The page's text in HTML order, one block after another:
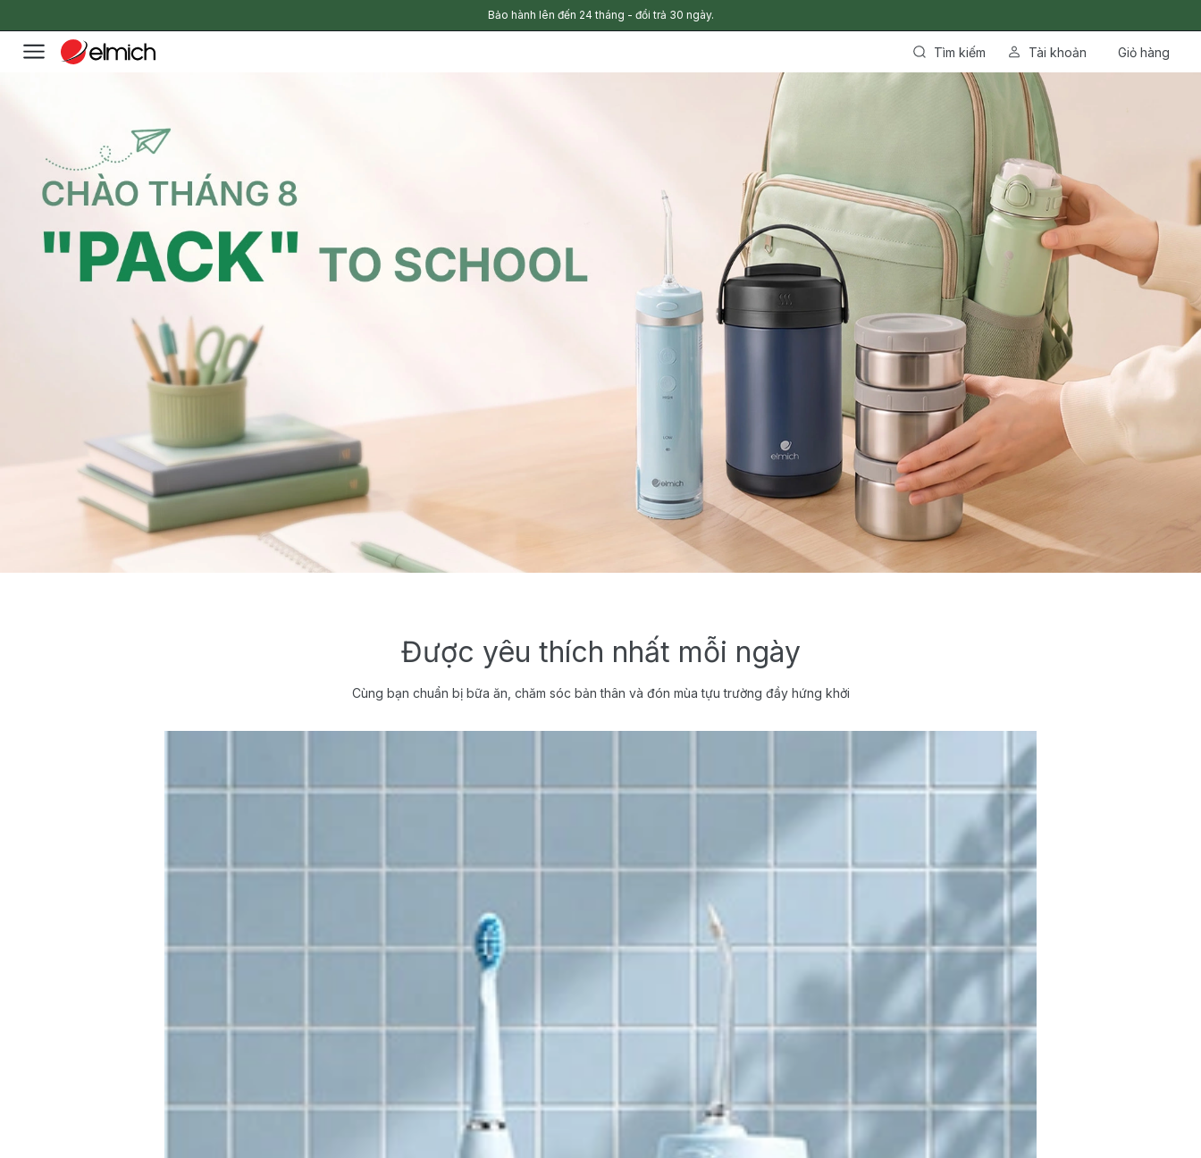
Bảo hành lên đến 24 tháng - đổi trả 30 ngày.
Tìm kiếm Tài khoản Giỏ hàng
Được yêu thích nhất mỗi ngày
Cùng bạn chuẩn bị bữa ăn, chăm sóc bản thân và đón mùa tựu trường đầy hứng khởi